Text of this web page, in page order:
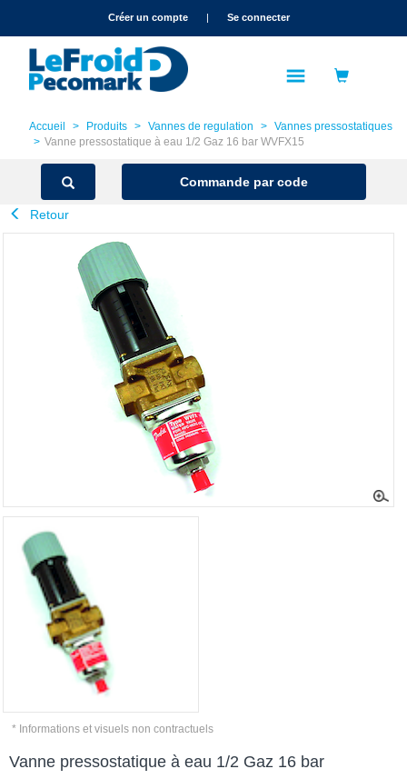
text.skipToNavigationCréer un compte | Se connecter
Accueil Produits Vannes de regulation
Vannes pressostatiques
Vanne pressostatique à eau 1/2 Gaz 16 bar WVFX15
Commande par code
Retour
* Informations et visuels non contractuels
Vanne pressostatique à eau 1/2 Gaz 16 bar